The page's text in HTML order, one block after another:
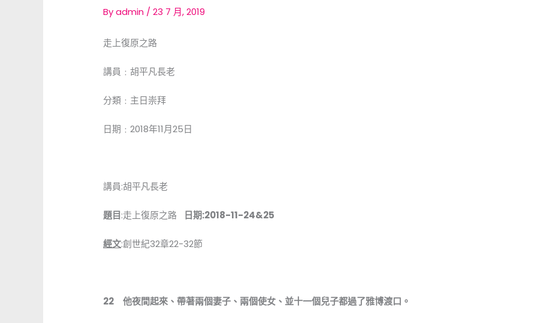
Byadmin /23 7 月, 2019
走上復原之路
講員﹕胡平凡長老
分類﹕主日崇拜
日期﹕2018年11月25日
講員:胡平凡長老
題目:走上復原之路 日期:2018-11-24&25
經文:創世紀32章22-32節
22他夜間起來、帶著兩個妻子、兩個使女、並十一個兒子都過了雅博渡口。